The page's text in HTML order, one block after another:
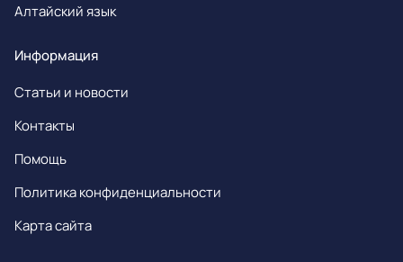
Алтайский язык
Информация
Статьи и новости
Контакты
Помощь
Политика конфиденциальности
Карта сайта